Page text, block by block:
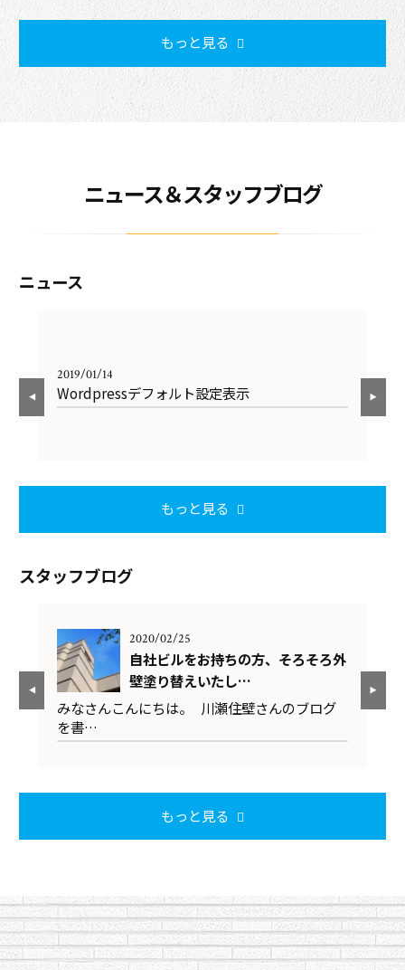
もっと見る
ニュース＆スタッフブログ
ニュース
2019/01/14
Wordpressデフォルト設定表示
もっと見る
スタッフブログ
2020/02/25
自社ビルをお持ちの方、そろそろ外
壁塗り替えいたし…
みなさんこんにちは。 川瀬住壁さんのブログ
を書…
もっと見る